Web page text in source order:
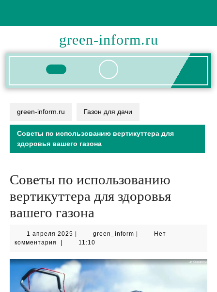
содержимому
green-inform.ru
Кнопка
green-inform.ru Газон для дачи
Советы по использованию вертикуттера для
здоровья вашего газона
Советы по использованию
вертикуттера для здоровья
вашего газона
1 апреля 2025 1
апреля
green_informgreen_inform
Нет
комментария
11:10